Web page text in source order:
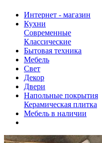
Интернет - магазин
Кухни
Современные
Классические
Бытовая техника
Мебель
Свет
Декор
Двери
Напольные покрытия
Керамическая плитка
Мебель в наличии